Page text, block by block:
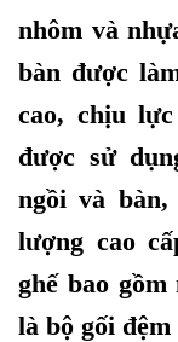
nhôm và
bàn được
cao, chịu
được sử
ngồi và
lượng cao
ghế bao
là bộ gối